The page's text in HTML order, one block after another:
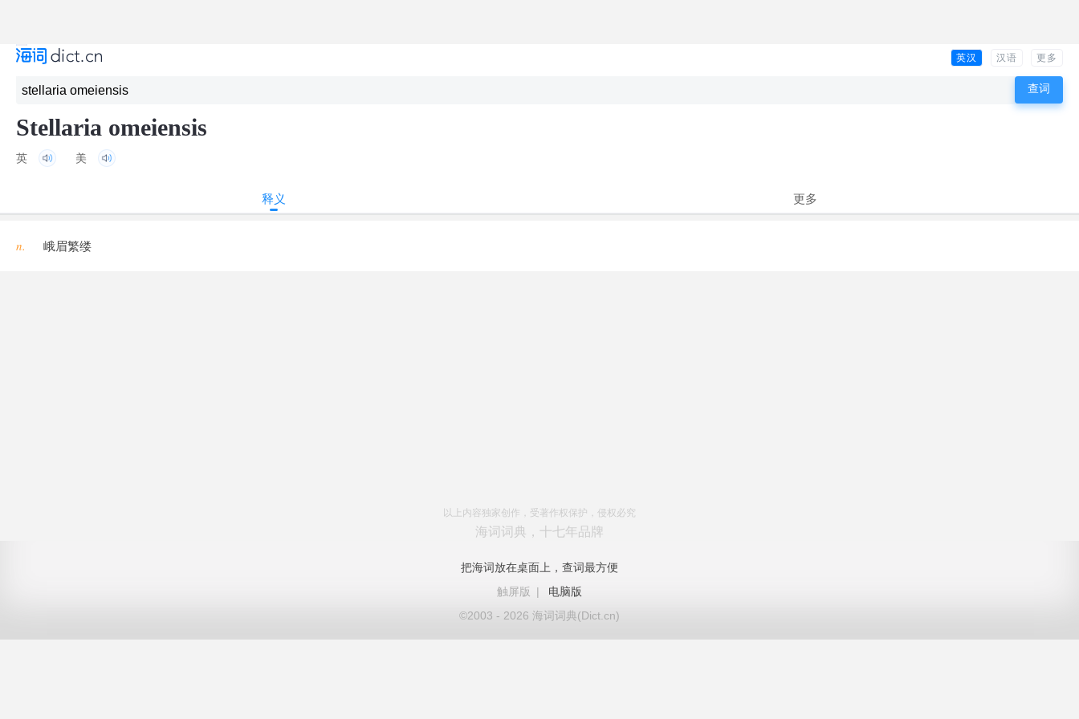
英汉 汉语 更多
Stellaria omeiensis
英 美
释义 更多
n. 峨眉繁缕
以上内容独家创作，受著作权保护，侵权必究
海词词典，十七年品牌
把海词放在桌面上，查词最方便
触屏版
|
电脑版
©2003 - 2026 海词词典(Dict.cn)